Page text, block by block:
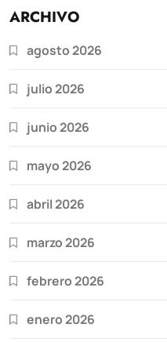
ARCHIVO
agosto 2026
julio 2026
junio 2026
mayo 2026
abril 2026
marzo 2026
febrero 2026
enero 2026